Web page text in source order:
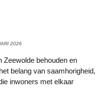
2026
Zeewolde behouden en
belang van saamhorigheid,
inwoners met elkaar